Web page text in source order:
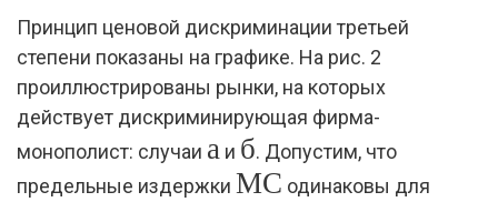
Принцип ценовой дискриминации третьей
степени показаны на графике. На рис. 2
проиллюстрированы рынки, на которых
действует дискриминирующая фирма-
монополист: случаи а и б. Допустим, что
предельные издержки MC одинаковы для